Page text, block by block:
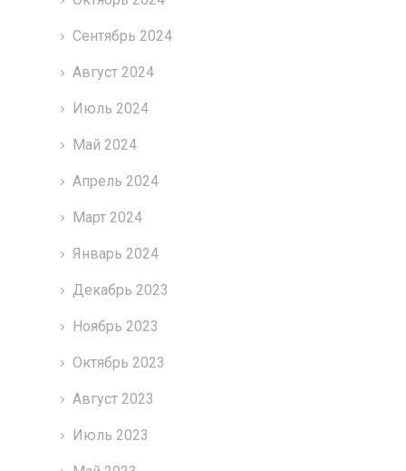
Сентябрь 2024
Август 2024
Июль 2024
Май 2024
Апрель 2024
Март 2024
Январь 2024
Декабрь 2023
Ноябрь 2023
Октябрь 2023
Август 2023
Июль 2023